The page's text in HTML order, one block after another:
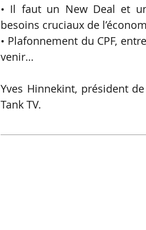
• Il faut un New Deal et
besoins cruciaux de
• Plafonnement du CPF,
venir…
Yves Hinnekint, président
Tank TV.